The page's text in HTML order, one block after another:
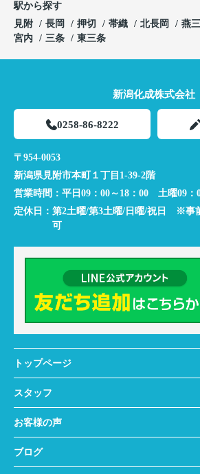
駅から探す
見附
長岡 押切 帯織 北長岡 燕
宮内
三条 東三条
新潟化成株式会社
0258-86-8222
〒954-0053
新潟県見附市本町１丁目1-39-2階
営業時間： 平日09：00～18：00 土曜09：
定休日： 第2土曜/第3土曜/日曜/祝日 ※事
可
トップページ
スタッフ
お客様の声
ブログ